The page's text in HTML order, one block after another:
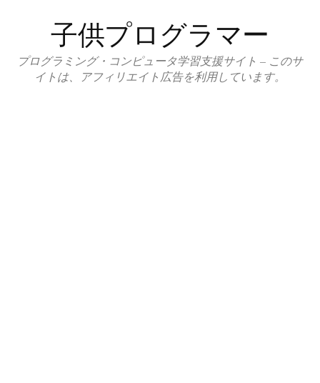
ン
子供プログラマー
プログラミング・コンピュータ学習支援サイト – このサ
イトは、アフィリエイト広告を利用しています。